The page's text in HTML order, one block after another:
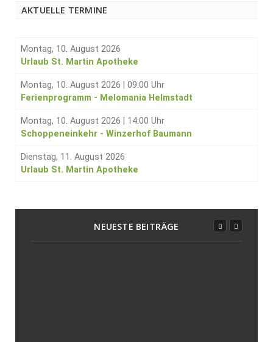
AKTUELLE TERMINE
Montag, 10. August 2026
Urlaub St. Martin Apotheke
Montag, 10. August 2026
09:00 Uhr
Ferienprogramm - Melomania Helmstadt
Montag, 10. August 2026
14:00 Uhr
Schoppeneinkehr - Winzerhof Baumann
Dienstag, 11. August 2026
Urlaub St. Martin Apotheke
NEUESTE BEITRÄGE